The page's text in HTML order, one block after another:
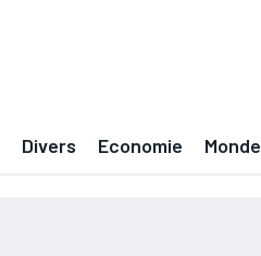
Divers Economie Monde